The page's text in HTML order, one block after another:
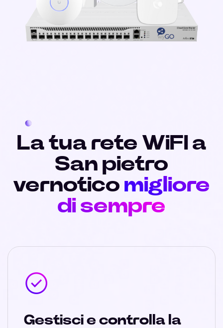
La tua rete WiFI a
San pietro
vernotico migliore
di sempre
Gestisci e controlla la